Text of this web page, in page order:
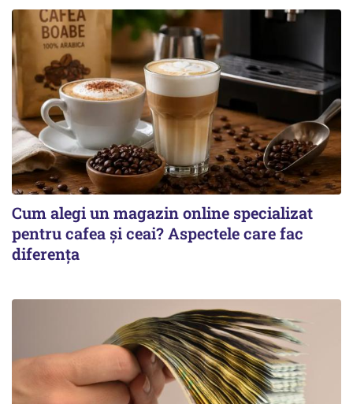
Cum alegi un magazin online specializat
pentru cafea și ceai? Aspectele care fac
diferența